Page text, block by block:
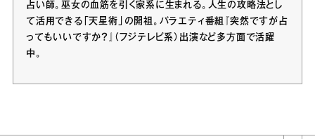
占い師。巫女の血筋を引く家系に生まれる。人生の攻略法とし
て活用できる「天星術」の開祖。バラエティ番組『突然ですが占
ってもいいですか？』（フジテレビ系）出演など多方面で活躍
中。